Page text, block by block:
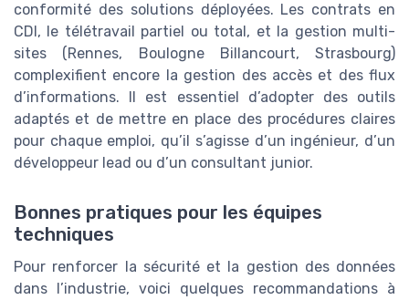
conformité des solutions déployées. Les contrats en
CDI, le télétravail partiel ou total, et la gestion multi-
sites (Rennes, Boulogne Billancourt, Strasbourg)
complexifient encore la gestion des accès et des flux
d’informations. Il est essentiel d’adopter des outils
adaptés et de mettre en place des procédures claires
pour chaque emploi, qu’il s’agisse d’un ingénieur, d’un
développeur lead ou d’un consultant junior.
Bonnes pratiques pour les équipes
techniques
Pour renforcer la sécurité et la gestion des données
dans l’industrie, voici quelques recommandations à